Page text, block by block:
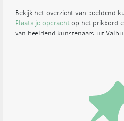
Bekijk het overzicht van beeldend
Plaats je opdracht op het prikbord
van beeldend kunstenaars uit